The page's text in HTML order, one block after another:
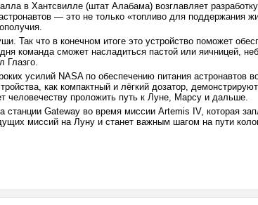
в Хантсвилле (штат Алабама) возглавляет
— это не только «топливо для поддержания
Так что в конечном итоге это устройство поможет
команда сможет насладиться пастой или яичницей,
Глазго.
усилий NASA по обеспечению питания астронавтов
как компактный и лёгкий дозатор,
человечеству проложить путь к Луне, Марсу и дальше.
станции Gateway во время миссии Artemis IV, которая
миссий на Луну и станет важным шагом на пути